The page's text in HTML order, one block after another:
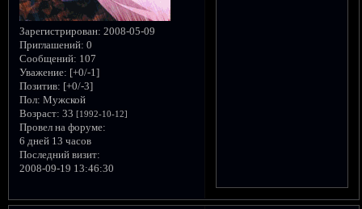
Зарегистрирован: 2008-05-09
Приглашений: 0
Сообщений: 107
Уважение: [+0/-1]
Позитив: [+0/-3]
Пол: Мужской
Возраст: 33 [1992-10-12]
Провел на форуме:
6 дней 13 часов
Последний визит:
2008-09-19 13:46:30